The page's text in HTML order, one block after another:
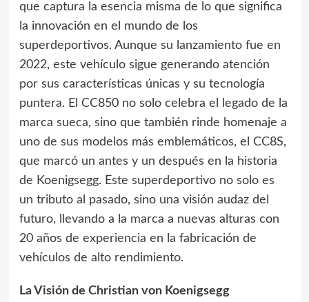
que captura la esencia misma de lo que significa
la innovación en el mundo de los
superdeportivos. Aunque su lanzamiento fue en
2022, este vehículo sigue generando atención
por sus características únicas y su tecnología
puntera. El CC850 no solo celebra el legado de la
marca sueca, sino que también rinde homenaje a
uno de sus modelos más emblemáticos, el CC8S,
que marcó un antes y un después en la historia
de Koenigsegg. Este superdeportivo no solo es
un tributo al pasado, sino una visión audaz del
futuro, llevando a la marca a nuevas alturas con
20 años de experiencia en la fabricación de
vehículos de alto rendimiento.
La Visión de Christian von Koenigsegg